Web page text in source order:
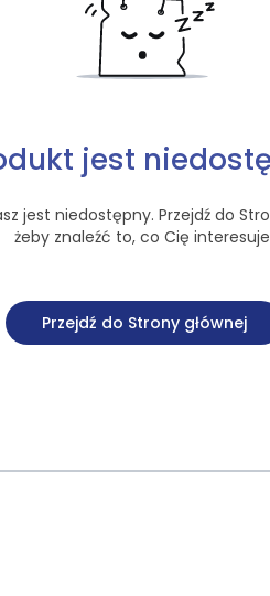
jest
jest niedostępny. Przejdź do
żeby znaleźć to, co Cię
Przejdź do Strony głównej